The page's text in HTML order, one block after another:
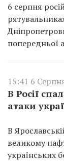
6 серпня
попередньої
15:41 6
В Росії
атаки
В
великому
українських